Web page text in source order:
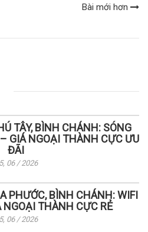
Bài mới hơn
TÂY, BÌNH CHÁNH: SÓNG
GIÁ NGOẠI THÀNH CỰC ƯU
ĐÃI
06 / 2026
PHƯỚC, BÌNH CHÁNH: WIFI
NGOẠI THÀNH CỰC RẺ
06 / 2026